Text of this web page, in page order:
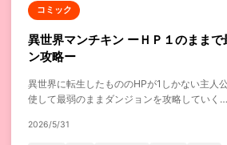
コミック
異世界マンチキン ーＨＰ１のままで
ン攻略ー
異世界に転生したもののHPが1しかない主人
使して最弱のままダンジョンを攻略していく
2026/5/31